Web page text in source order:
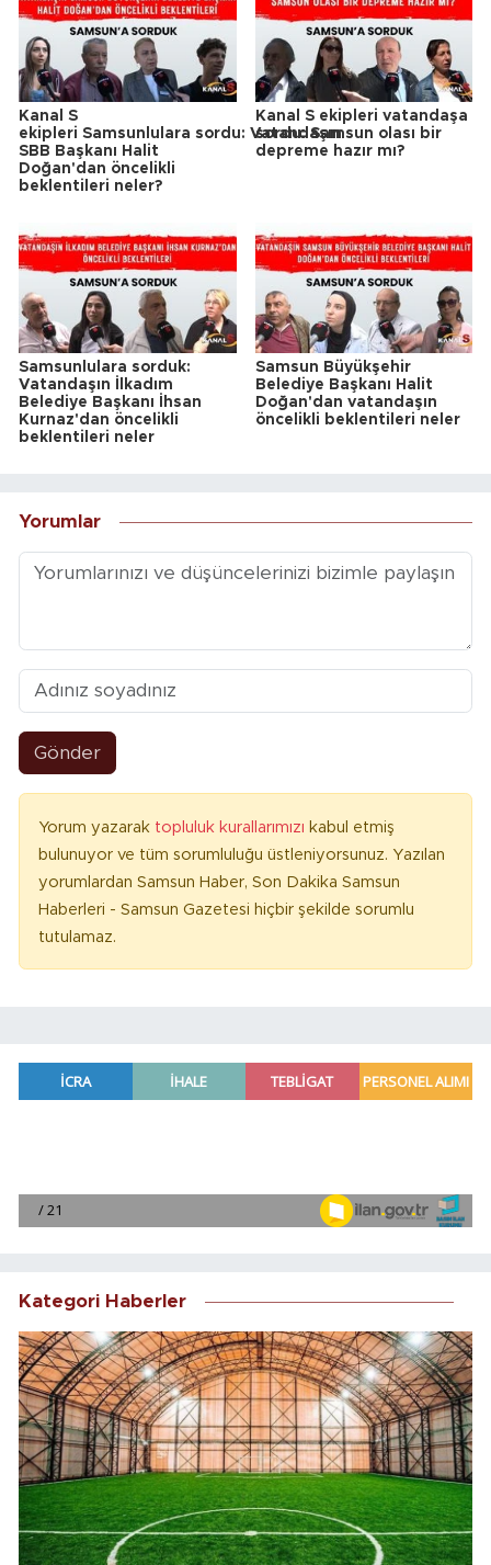
Kanal S
ekipleri Samsunlulara sordu: Vatandaşın
SBB Başkanı Halit
Doğan'dan öncelikli
beklentileri neler?
Kanal S ekipleri vatandaşa
sordu: Samsun olası bir
depreme hazır mı?
Samsunlulara sorduk:
Vatandaşın İlkadım
Belediye Başkanı İhsan
Kurnaz'dan öncelikli
beklentileri neler
Samsun Büyükşehir
Belediye Başkanı Halit
Doğan'dan vatandaşın
öncelikli beklentileri neler
Yorumlar
Gönder
Yorum yazarak topluluk kurallarımızı kabul etmiş
bulunuyor ve tüm sorumluluğu üstleniyorsunuz. Yazılan
yorumlardan Samsun Haber, Son Dakika Samsun
Haberleri - Samsun Gazetesi hiçbir şekilde sorumlu
tutulamaz.
Kategori Haberler